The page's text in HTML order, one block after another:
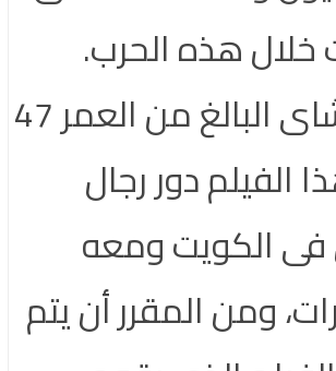
هذه الحرب.
ويقدم أكشاى البالغ من العمر 47
الفيلم دور رجال
فى الكويت ومعه
ومن المقرر أن يتم